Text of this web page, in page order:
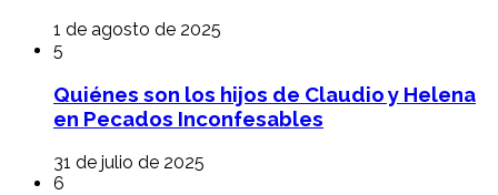
1 de agosto de 2025
5
Quiénes son los hijos de Claudio y Helena
en Pecados Inconfesables
31 de julio de 2025
6